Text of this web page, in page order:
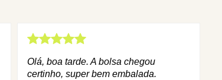
Olá, boa tarde. A bolsa chegou
certinho, super bem embalada.